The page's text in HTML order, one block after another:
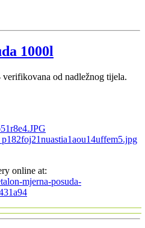
1000l
verifikovana od nadležnog tijela.
online at:
mjerna-posuda-